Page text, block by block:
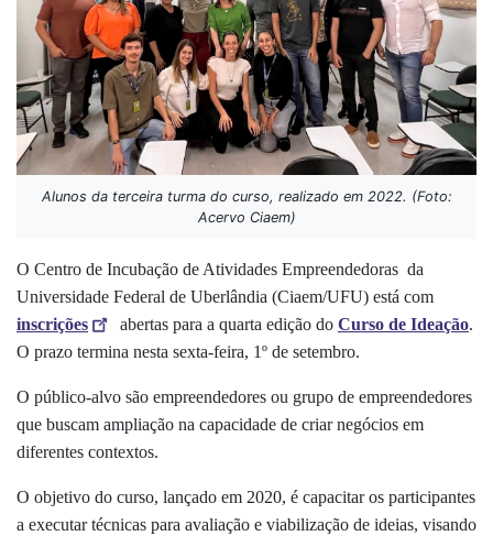
Alunos da terceira turma do curso, realizado em 2022. (Foto:
Acervo Ciaem)
O Centro de Incubação de Atividades Empreendedoras da
Universidade Federal de Uberlândia (Ciaem/UFU) está com
inscrições
abertas para a quarta edição do Curso de Ideação.
O prazo termina nesta sexta-feira, 1º de setembro.
O público-alvo são empreendedores ou grupo de empreendedores
que buscam ampliação na capacidade de criar negócios em
diferentes contextos.
O objetivo do curso, lançado em 2020, é capacitar os participantes
a executar técnicas para avaliação e viabilização de ideias, visando